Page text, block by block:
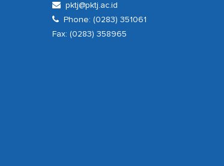
pktj@pktj.ac.id
Phone: (0283) 351061
Fax: (0283) 358965